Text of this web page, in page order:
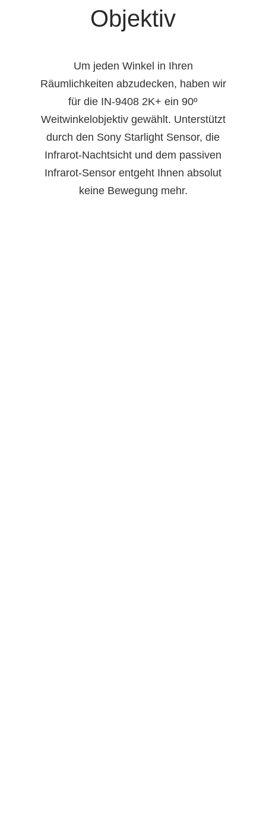
Objektiv
Um jeden Winkel in Ihren
Räumlichkeiten abzudecken, haben wir
für die IN-9408 2K+ ein 90º
Weitwinkelobjektiv gewählt. Unterstützt
durch den Sony Starlight Sensor, die
Infrarot-Nachtsicht und dem passiven
Infrarot-Sensor entgeht Ihnen absolut
keine Bewegung mehr.